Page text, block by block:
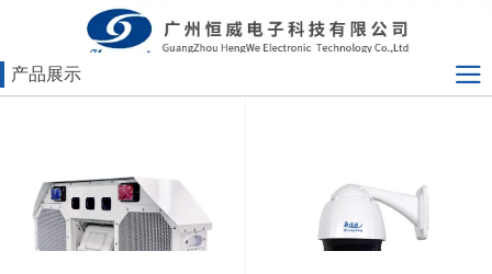
产品展示